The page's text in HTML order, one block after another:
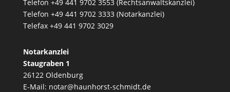
Telefon +49 441 9702 3553 (Rechtsanwaltskanzlei)
Telefon +49 441 9702 3333 (Notarkanzlei)
Telefax +49 441 9702 3029
Notarkanzlei
Staugraben 1
26122 Oldenburg
E-Mail: notar@haunhorst-schmidt.de